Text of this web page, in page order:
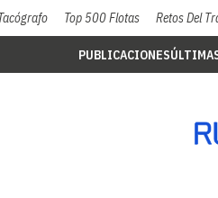
Top 500 Flotas Retos Del
PUBLICACIONES